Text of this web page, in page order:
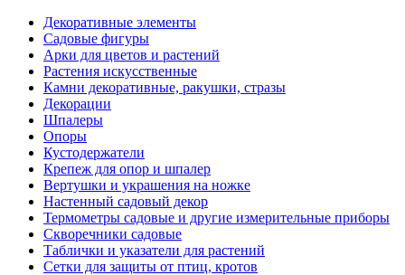
Декоративные элементы
Садовые фигуры
Арки для цветов и растений
Растения искусственные
Камни декоративные, ракушки, стразы
Декорации
Шпалеры
Опоры
Кустодержатели
Крепеж для опор и шпалер
Вертушки и украшения на ножке
Настенный садовый декор
Термометры садовые и другие измерительные приборы
Скворечники садовые
Таблички и указатели для растений
Сетки для защиты от птиц, кротов